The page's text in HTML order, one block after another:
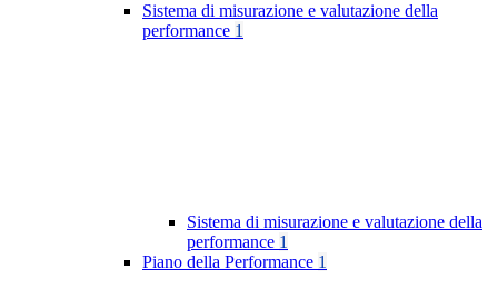
Sistema di misurazione e valutazione della
performance 1
Sistema di misurazione e valutazione della
performance 1
Piano della Performance 1